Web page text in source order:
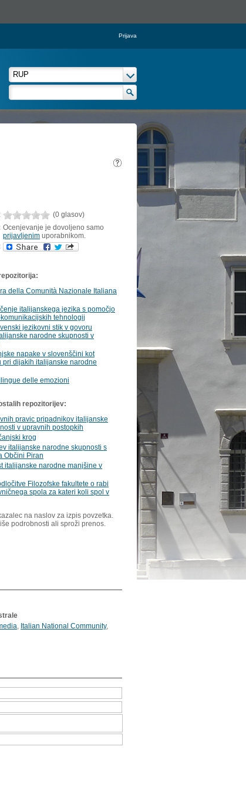
Prijava
(0 glasov)
Ocenjevanje je dovoljeno samo
prijavljenim uporabnikom.
della Comunità Nazionale Italiana
italijanskega jezika s pomočjo
tehnologij
jezikovni stik v govoru
narodne skupnosti v
napake v slovenščini kot
pri dijakih italijanske narodne
delle emozioni
repozitorijev:
pravic pripadnikov italijanske
v upravnih postopkih
krog
italijanske narodne skupnosti s
Občini Piran
italijanske narodne manjšine v
Filozofske fakultete o rabi
spola za kateri koli spol v
na naslov za izpis povzetka.
podrobnosti ali sproži prenos.
, Italian National Community,